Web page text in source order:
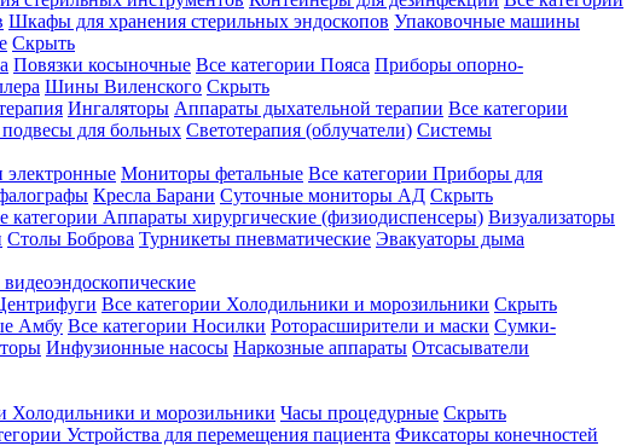
Шкафы для хранения стерильных эндоскопов Упаковочные машины
Скрыть
Повязки косыночные Все категории Пояса Приборы опорно-
Шины Виленского Скрыть
Ингаляторы Аппараты дыхательной терапии Все категории
для больных Светотерапия (облучатели) Системы
электронные Мониторы фетальные Все категории Приборы для
Кресла Барани Суточные мониторы АД Скрыть
категории Аппараты хирургические (физиодиспенсеры) Визуализаторы
Столы Боброва Турникеты пневматические Эвакуаторы дыма
Все категории Холодильники и морозильники Скрыть
Амбу Все категории Носилки Роторасширители и маски Сумки-
Инфузионные насосы Наркозные аппараты Отсасыватели
Холодильники и морозильники Часы процедурные Скрыть
Устройства для перемещения пациента Фиксаторы конечностей